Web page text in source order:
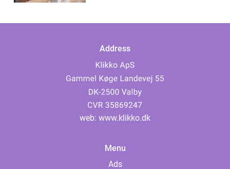
Address
web: www.klikko.dk
Menu
Ads